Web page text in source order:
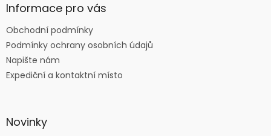
Informace pro vás
Obchodní podmínky
Podmínky ochrany osobních údajů
Napište nám
Expediční a kontaktní místo
Novinky